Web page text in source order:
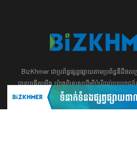
BizKhmer ​ជា​​ប្រព័ន្ធ​ផ្សព្វផ្សាយ​តាម​ប្រព័ន្ធ​ឌីជីថល​​​
បាន​បង្កើតឡើង យ៉ាង​ពិសេស​​ដើម្បី​បំរើ​ដល់​ប្រយោជន៍​​​
ទៅ​លើ​អត្ថបទ​ សហគ្រិន​ភាព អប់រំ ​​អាជីវកម្ម​ ​ការ​
អចលនទ្រព្យ។ ​ក្រុម​​ការងារ​របស់​យើង​ ​​ មាន​ឆន្ទៈ​​មុត